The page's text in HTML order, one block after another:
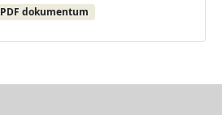
PDF dokumentum